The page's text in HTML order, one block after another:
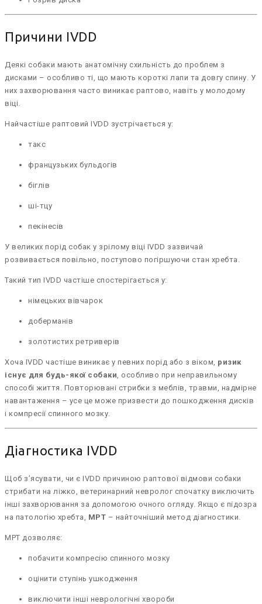
Причини IVDD
Деякі собаки мають анатомічну схильність до проблем з
дисками – особливо ті, що мають короткі лапи та довгу спину. У
них захворювання часто виникає раптово, навіть у молодому
віці.
Найчастіше раптовий IVDD зустрічається у:
такс
французьких бульдогів
біглів
ші-тцу
пекінесів
У великих порід собак у зрілому віці IVDD зазвичай
розвивається повільно, поступово погіршуючи стан хребта.
Такий тип IVDD частіше спостерігається у:
німецьких вівчарок
доберманів
золотистих ретриверів
Хоча IVDD частіше виникає у певних порід або з віком, ризик
існує для будь-якої собаки , особливо при неправильному
способі життя. Повторювані стрибки з меблів, травми, надмірне
навантаження – усе це може призвести до пошкодження дисків
і компресії спинного мозку.
Діагностика IVDD
Щоб з’ясувати, чи є IVDD причиною раптової відмови собаки
стрибати на ліжко, ветеринарний невролог спочатку виключить
інші захворювання за допомогою очного огляду. Якщо є підозра
на патологію хребта, МРТ – найточніший метод діагностики.
МРТ дозволяє:
побачити компресію спинного мозку
оцінити ступінь ушкодження
виключити інші неврологічні хвороби